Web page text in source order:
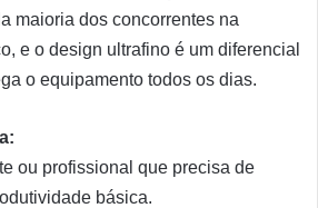
maioria dos concorrentes na
e o design ultrafino é um diferencial
o equipamento todos os dias.
ou profissional que precisa de
básica.